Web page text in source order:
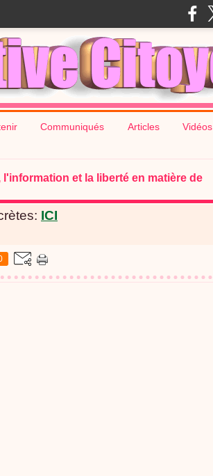
Communiqués Articles Vidéos
et la liberté en matière de
ICI